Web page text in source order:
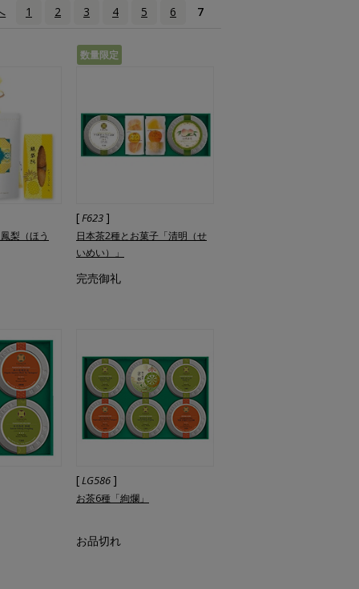
1 2 3 4 5 6 7
梨（ほう
数量限定
[F623 ]
日本茶2種とお菓子「清明（せ
いめい）」
完売御礼
[LG586 ]
お茶6種「絢爛」
お品切れ